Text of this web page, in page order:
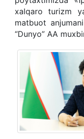
xalqaro turizm
matbuot
“Dunyo” AA